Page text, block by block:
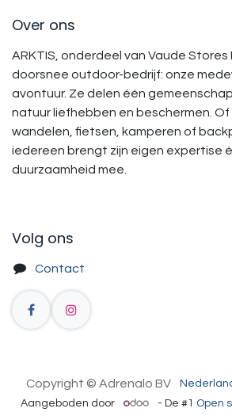
Over ons
ARKTIS, onderdeel van Vaude Stores
doorsnee outdoor-bedrijf: onze
avontuur. Ze delen één
natuur liefhebben en beschermen.
wandelen, fietsen, kamperen of
iedereen brengt zijn eigen expertise
duurzaamheid mee.
Volg ons
Contact
Copyright © Adrenalo BV
Aangeboden door
- De #1 Open